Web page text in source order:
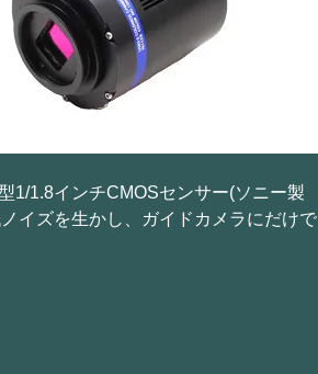
1/1.8インチCMOSセンサー(ソニー製
イズを生かし、ガイドカメラにだけで